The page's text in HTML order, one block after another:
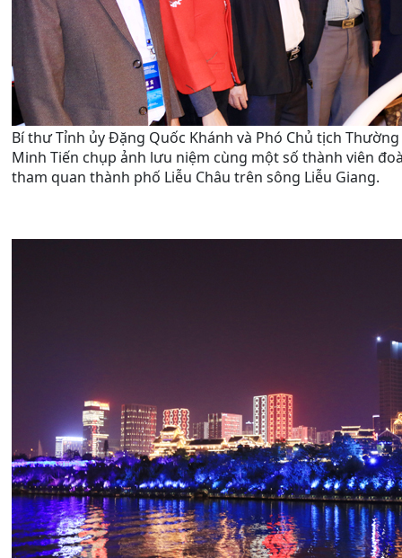
Bí thư Tỉnh ủy Đặng Quốc Khánh và Phó Chủ tịch
Minh Tiến chụp ảnh lưu niệm cùng một số thành viên
tham quan thành phố Liễu Châu trên sông Liễu Giang.